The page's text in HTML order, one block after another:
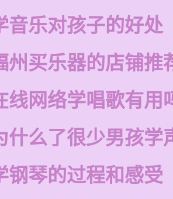
音乐对孩子的好处
州买乐器的店铺推
线网络学唱歌有用
什么了很少男孩学
钢琴的过程和感受